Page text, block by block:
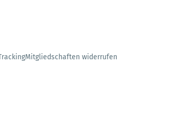
Mitgliedschaften widerrufen